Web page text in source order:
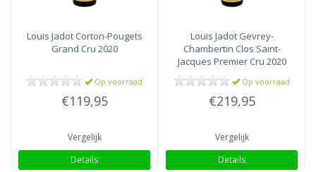
Louis JadotCorton-Pougets
Grand Cru 2020
Op voorraad
€119,95
Vergelijk
Details
Louis JadotGevrey-
Chambertin Clos Saint-
Jacques Premier Cru 2020
Op voorraad
€219,95
Vergelijk
Details